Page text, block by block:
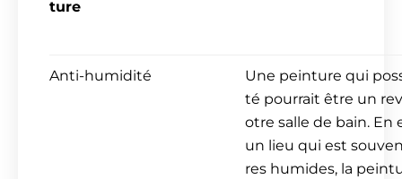
ture
Anti-humidité
Une peinture qui
té pourrait être un
otre salle de bain. En
un lieu qui est
res humides, la